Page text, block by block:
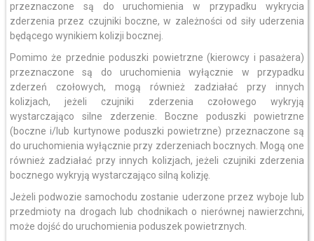
przeznaczone są do uruchomienia w przypadku wykrycia
zderzenia przez czujniki boczne, w zależności od siły uderzenia
będącego wynikiem kolizji bocznej.
Pomimo że przednie poduszki powietrzne (kierowcy i pasażera)
przeznaczone są do uruchomienia wyłącznie w przypadku
zderzeń czołowych, mogą również zadziałać przy innych
kolizjach, jeżeli czujniki zderzenia czołowego wykryją
wystarczająco silne zderzenie. Boczne poduszki powietrzne
(boczne i/lub kurtynowe poduszki powietrzne) przeznaczone są
do uruchomienia wyłącznie przy zderzeniach bocznych. Mogą one
również zadziałać przy innych kolizjach, jeżeli czujniki zderzenia
bocznego wykryją wystarczająco silną kolizję.
Jeżeli podwozie samochodu zostanie uderzone przez wyboje lub
przedmioty na drogach lub chodnikach o nierównej nawierzchni,
może dojść do uruchomienia poduszek powietrznych.